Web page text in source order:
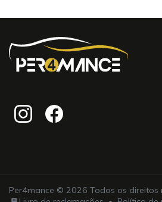
Per4mance © 2026 Todos os direitos